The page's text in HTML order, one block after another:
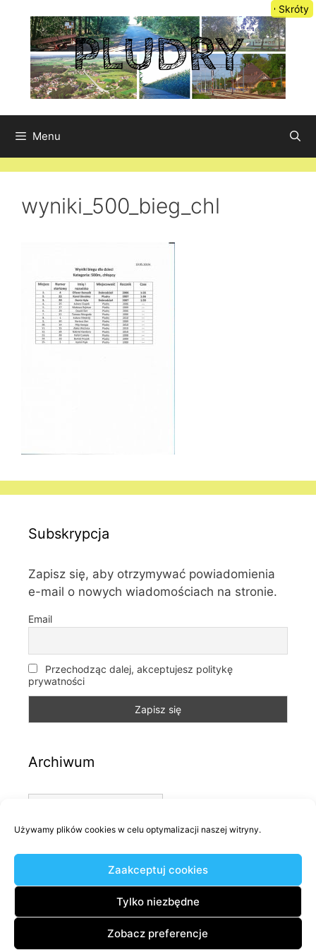
Używamy plików cookies w celu optymalizacji naszej witryny.
Zaakceptuj cookies
Tylko niezbędne
Zobacz preferencje
Skróty
Menu
wyniki_500_bieg_chl
Subskrypcja
Zapisz się, aby otrzymywać powiadomienia
e-mail o nowych wiadomościach na stronie.
Email
Przechodząc dalej, akceptujesz politykę
prywatności
Archiwum
Archiwum
Kategorie
Kategorie